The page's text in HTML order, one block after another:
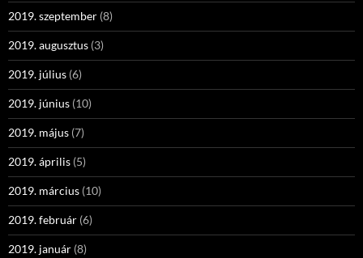
2019. szeptember (8)
2019. augusztus (3)
2019. július (6)
2019. június (10)
2019. május (7)
2019. április (5)
2019. március (10)
2019. február (6)
2019. január (8)